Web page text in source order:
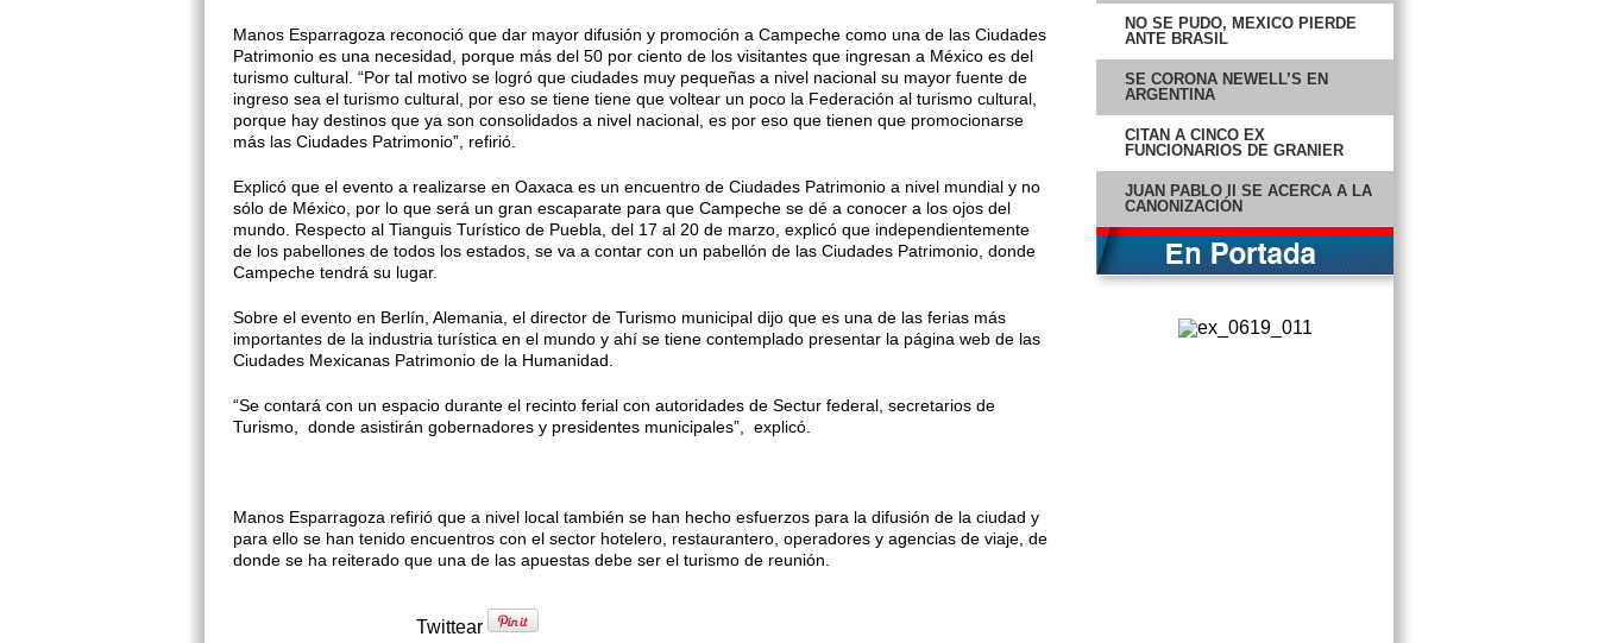
Manos Esparragoza reconoció que dar mayor difusión y promoción a Campeche como una de las Ciudades
Patrimonio es una necesidad, porque más del 50 por ciento de los visitantes que ingresan a México es del
turismo cultural. “Por tal motivo se logró que ciudades muy pequeñas a nivel nacional su mayor fuente de
ingreso sea el turismo cultural, por eso se tiene tiene que voltear un poco la Federación al turismo cultural,
porque hay destinos que ya son consolidados a nivel nacional, es por eso que tienen que promocionarse
más las Ciudades Patrimonio”, refirió.
Explicó que el evento a realizarse en Oaxaca es un encuentro de Ciudades Patrimonio a nivel mundial y no
sólo de México, por lo que será un gran escaparate para que Campeche se dé a conocer a los ojos del
mundo. Respecto al Tianguis Turístico de Puebla, del 17 al 20 de marzo, explicó que independientemente
de los pabellones de todos los estados, se va a contar con un pabellón de las Ciudades Patrimonio, donde
Campeche tendrá su lugar.
Sobre el evento en Berlín, Alemania, el director de Turismo municipal dijo que es una de las ferias más
importantes de la industria turística en el mundo y ahí se tiene contemplado presentar la página web de las
Ciudades Mexicanas Patrimonio de la Humanidad.
“Se contará con un espacio durante el recinto ferial con autoridades de Sectur federal, secretarios de
Turismo, donde asistirán gobernadores y presidentes municipales”, explicó.
Manos Esparragoza refirió que a nivel local también se han hecho esfuerzos para la difusión de la ciudad y
para ello se han tenido encuentros con el sector hotelero, restaurantero, operadores y agencias de viaje, de
donde se ha reiterado que una de las apuestas debe ser el turismo de reunión.
Twittear
NO SE PUDO, MÉXICO PIERDE
ANTE BRASIL
SE CORONA NEWELL’S EN
ARGENTINA
CITAN A CINCO EX
FUNCIONARIOS DE GRANIER
JUAN PABLO II SE ACERCA A LA
CANONIZACIÓN
CAPTURA DE “EL CHAPO” NO
ES OBSESIÓN: SEDENA
CERDO A CHINA